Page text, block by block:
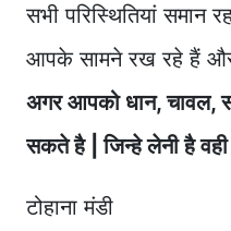
सभी परिस्थितियां समान
आपके सामने रख रहे हैं और
अगर आपको धान, चावल,
सकते है | जिन्हे लेनी है
टोहाना मंडी